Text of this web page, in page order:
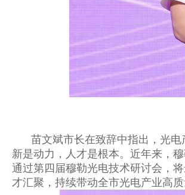
苗文斌市长在致辞中指出，光
新是动力，人才是根本。近年来，
通过第四届穆勒光电技术研讨会，
才汇聚，持续带动全市光电产业高质